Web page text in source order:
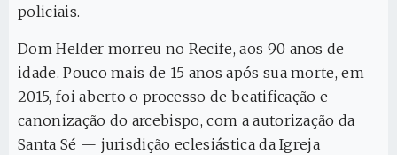
policiais.
Dom Helder morreu no Recife, aos 90 anos de
idade. Pouco mais de 15 anos após sua morte, em
2015, foi aberto o processo de beatificação e
canonização do arcebispo, com a autorização da
Santa Sé — jurisdição eclesiástica da Igreja